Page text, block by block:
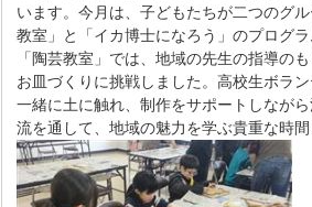
います。今月は、子どもたちが二つのグ
教室」と「イカ博士になろう」のプログラ
「陶芸教室」では、地域の先生の指導の
お皿づくりに挑戦しました。高校生ボラ
一緒に土に触れ、制作をサポートしなが
流を通して、地域の魅力を学ぶ貴重な時間